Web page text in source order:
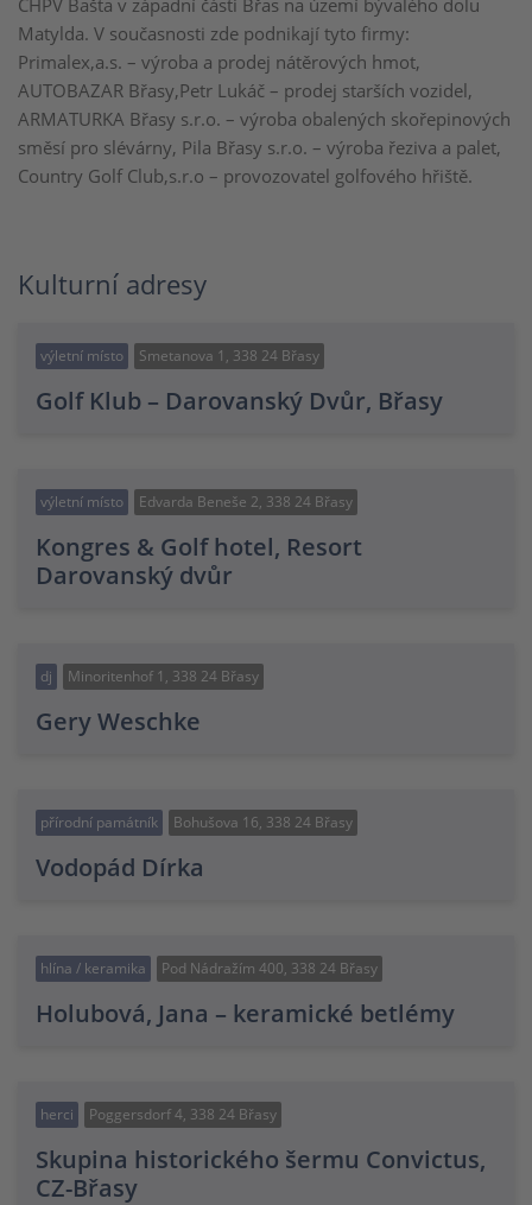
CHPV Bašta v západní části Břas na území bývalého dolu
Matylda. V současnosti zde podnikají tyto firmy:
Primalex,a.s. – výroba a prodej nátěrových hmot,
AUTOBAZAR Břasy,Petr Lukáč – prodej starších vozidel,
ARMATURKA Břasy s.r.o. – výroba obalených skořepinových
směsí pro slévárny, Pila Břasy s.r.o. – výroba řeziva a palet,
Country Golf Club,s.r.o – provozovatel golfového hřiště.
Kulturní adresy
výletní místo Smetanova 1, 338 24 Břasy
Golf Klub – Darovanský Dvůr, Břasy
výletní místo Edvarda Beneše 2, 338 24 Břasy
Kongres & Golf hotel, Resort
Darovanský dvůr
dj Minoritenhof 1, 338 24 Břasy
Gery Weschke
přírodní památník Bohušova 16, 338 24 Břasy
Vodopád Dírka
hlína / keramika Pod Nádražím 400, 338 24 Břasy
Holubová, Jana – keramické betlémy
herci Poggersdorf 4, 338 24 Břasy
Skupina historického šermu Convictus,
CZ-Břasy